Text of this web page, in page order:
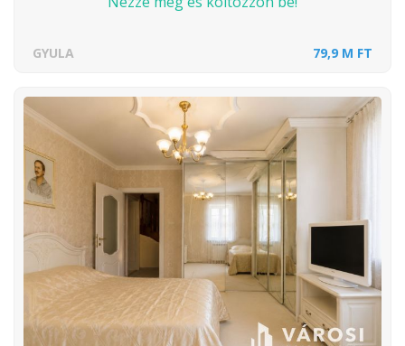
GYULA 79,9 M FT